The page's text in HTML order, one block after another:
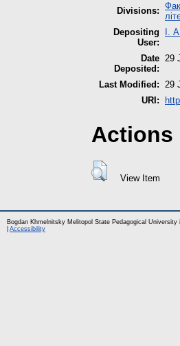
Divisions:
Depositing
User:
І.
Date
Deposited:
29
Last Modified: 29
URI:
Actions
View Item
Bogdan Khmelnitsky Melitopol State Pedagogical University
Accessibility